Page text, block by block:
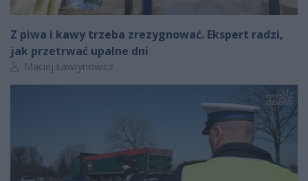
Z piwa i kawy trzeba zrezygnować. Ekspert radzi,
jak przetrwać upalne dni
Autor artykułu:
Maciej Ławrynowicz